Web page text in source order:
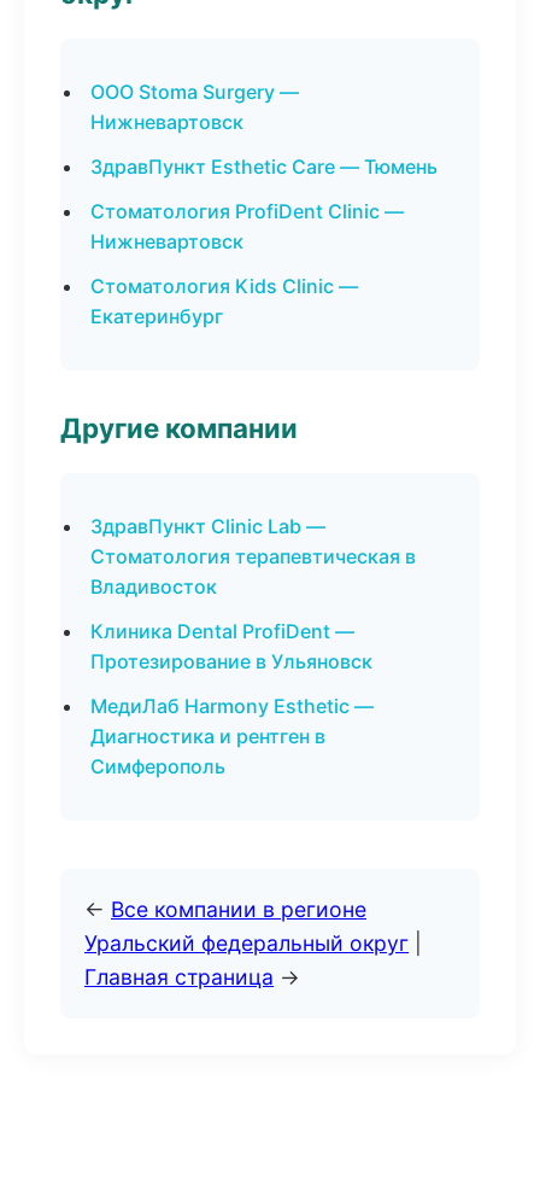
ООО Stoma Surgery —
Нижневартовск
ЗдравПункт Esthetic Care — Тюмень
Стоматология ProfiDent Clinic —
Нижневартовск
Стоматология Kids Clinic —
Екатеринбург
Другие компании
ЗдравПункт Clinic Lab —
Стоматология терапевтическая в
Владивосток
Клиника Dental ProfiDent —
Протезирование в Ульяновск
МедиЛаб Harmony Esthetic —
Диагностика и рентген в
Симферополь
← Все компании в регионе
Уральский федеральный округ
Главная страница →